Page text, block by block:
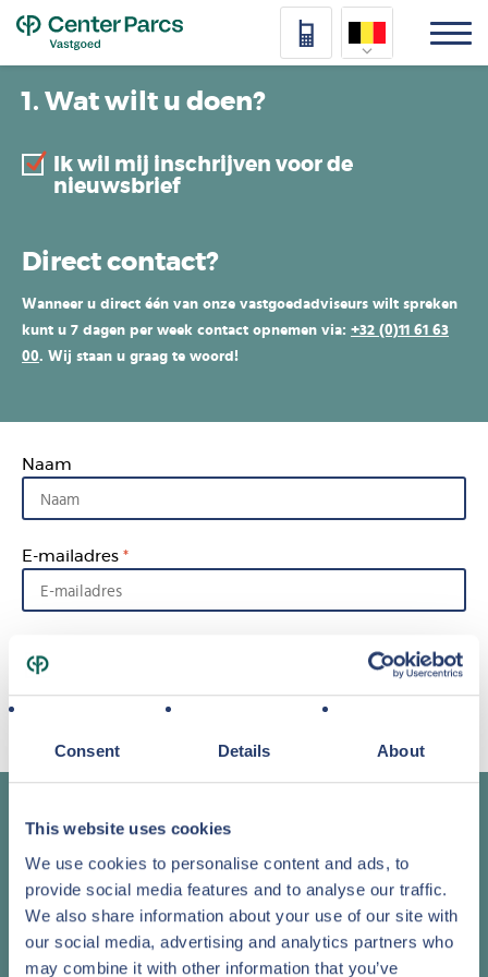
Consent Details About
This website uses cookies
We use cookies to personalise content and ads, to
provide social media features and to analyse our traffic.
We also share information about your use of our site with
our social media, advertising and analytics partners who
may combine it with other information that you’ve
1. Wat wilt u doen?
Ik wil mij inschrijven voor de
nieuwsbrief
Direct contact?
Wanneer u direct één van onze vastgoedadviseurs wilt spreken
kunt u 7 dagen per week contact opnemen via: +32 (0)11 61 63
00. Wij staan u graag te woord!
Naam
E-mailadres
Ik wil graag per e-mail op de hoogte blijven van
Contacteer meteen één van onze
vastgoed adviseurs
+32 (0)11 61 63 00